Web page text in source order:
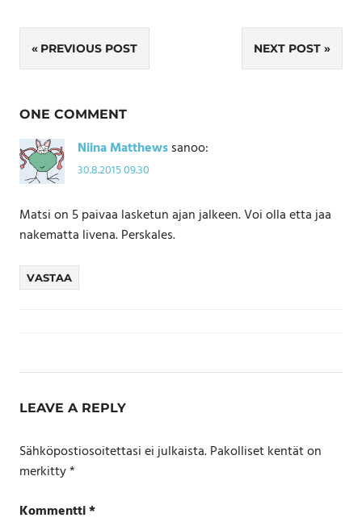
Artikkelien
selaus
PREVIOUS POST NEXT POST
ONE COMMENT
Niina Matthewssanoo:
30.8.2015 09.30
Matsi on 5 paivaa lasketun ajan jalkeen. Voi olla etta jaa
nakematta livena. Perskales.
VASTAA
LEAVE A REPLY
Sähköpostiosoitettasi ei julkaista.Pakolliset kentät on
merkitty*
Kommentti*